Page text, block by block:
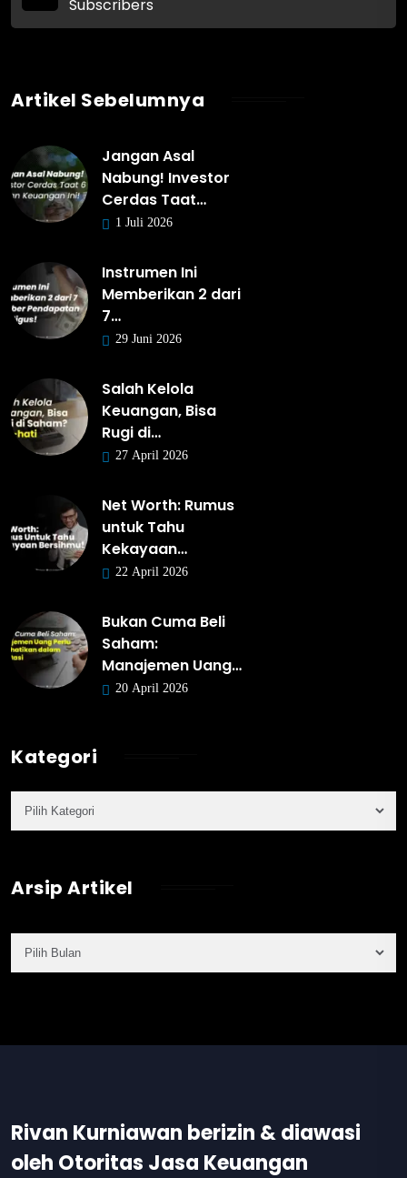
Subscribers
Artikel Sebelumnya
Jangan Asal
Nabung! Investor
Cerdas Taat…
1 Juli 2026
Instrumen Ini
Memberikan 2 dari
7…
29 Juni 2026
Salah Kelola
Keuangan, Bisa
Rugi di…
27 April 2026
Net Worth: Rumus
untuk Tahu
Kekayaan…
22 April 2026
Bukan Cuma Beli
Saham:
Manajemen Uang…
20 April 2026
Kategori
Arsip Artikel
Rivan Kurniawan berizin & diawasi
oleh Otoritas Jasa Keuangan